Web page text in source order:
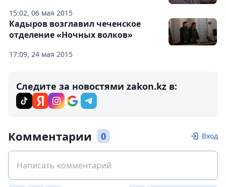
15:02, 06 мая 2015
17:09, 24 мая 2015
Кадыров возглавил чеченское
отделение «Ночных волков»
Следите за новостями zakon.kz в:
Комментарии 0 Вход